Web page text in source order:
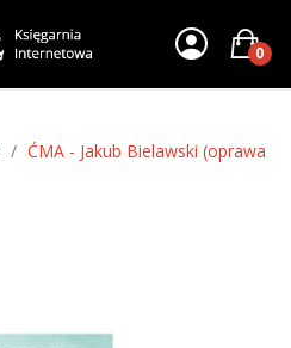
0
ĆMA - Jakub Bielawski (oprawa